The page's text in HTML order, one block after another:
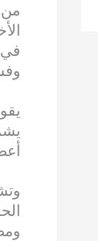
من
في